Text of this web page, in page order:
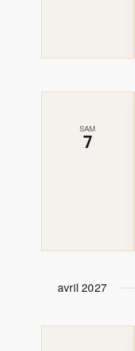
SAM
7
avril 2027